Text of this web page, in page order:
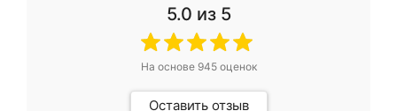
5.0 из 5
На основе 945оценок
Оставить отзыв